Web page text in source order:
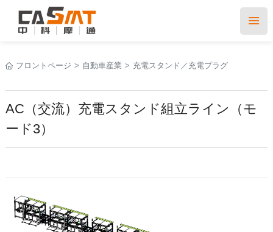
フロントページ > 自動車産業 > 充電スタンド／充電プラグ
AC（交流）充電スタンド組立ライン（モ
ード3）